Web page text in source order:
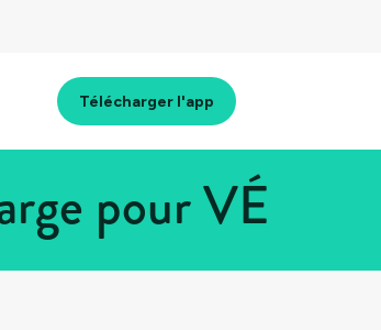
Télécharger l'app
pour VÉ